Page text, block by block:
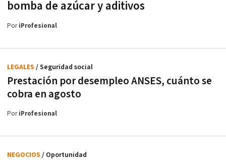
bomba de azúcar y aditivos
PoriProfesional
Prestación por desempleo ANSES, cuánto se
cobra en agosto
LEGALES / Seguridad social
PoriProfesional
NEGOCIOS / Oportunidad